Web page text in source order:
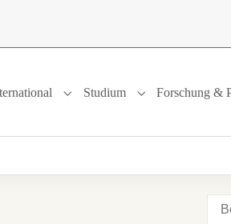
for "Studiengänge"
Submenu for "International"
Studium
Submenu for
Forschung &